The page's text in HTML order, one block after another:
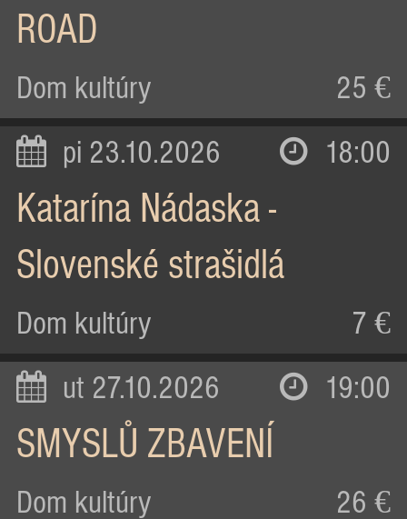
ROAD
Dom kultúry 25 €
pi 23.10.2026 18:00
Katarína Nádaska -
Slovenské strašidlá
Dom kultúry 7 €
ut 27.10.2026 19:00
SMYSLŮ ZBAVENÍ
Dom kultúry 26 €